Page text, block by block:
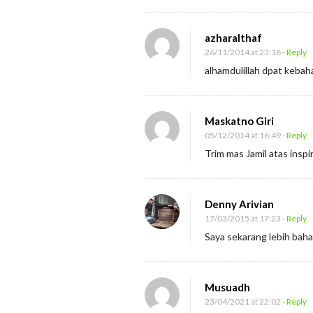
azharalthaf
26/11/2014 at 23:16- Reply
alhamdulillah dpat
Maskatno Giri
05/12/2014 at 16:49- Reply
Trim mas Jamil atas
Denny Arivian
17/03/2015 at 17:23 - Reply
Saya sekarang lebih
Musuadh
23/04/2021 at 22:02 - Reply